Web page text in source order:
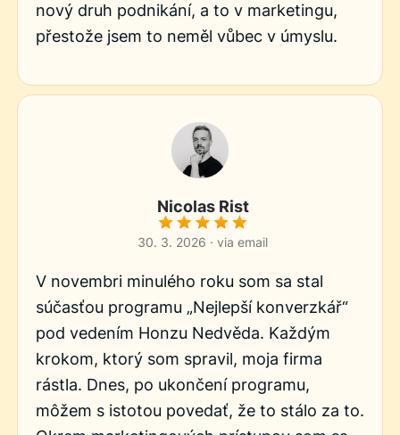
nový druh podnikání, a to v marketingu,
přestože jsem to neměl vůbec v úmyslu.
Nicolas Rist
30. 3. 2026 · via email
V novembri minulého roku som sa stal
súčasťou programu „Nejlepší konverzkář“
pod vedením Honzu Nedvěda. Každým
krokom, ktorý som spravil, moja firma
rástla. Dnes, po ukončení programu,
môžem s istotou povedať, že to stálo za to.